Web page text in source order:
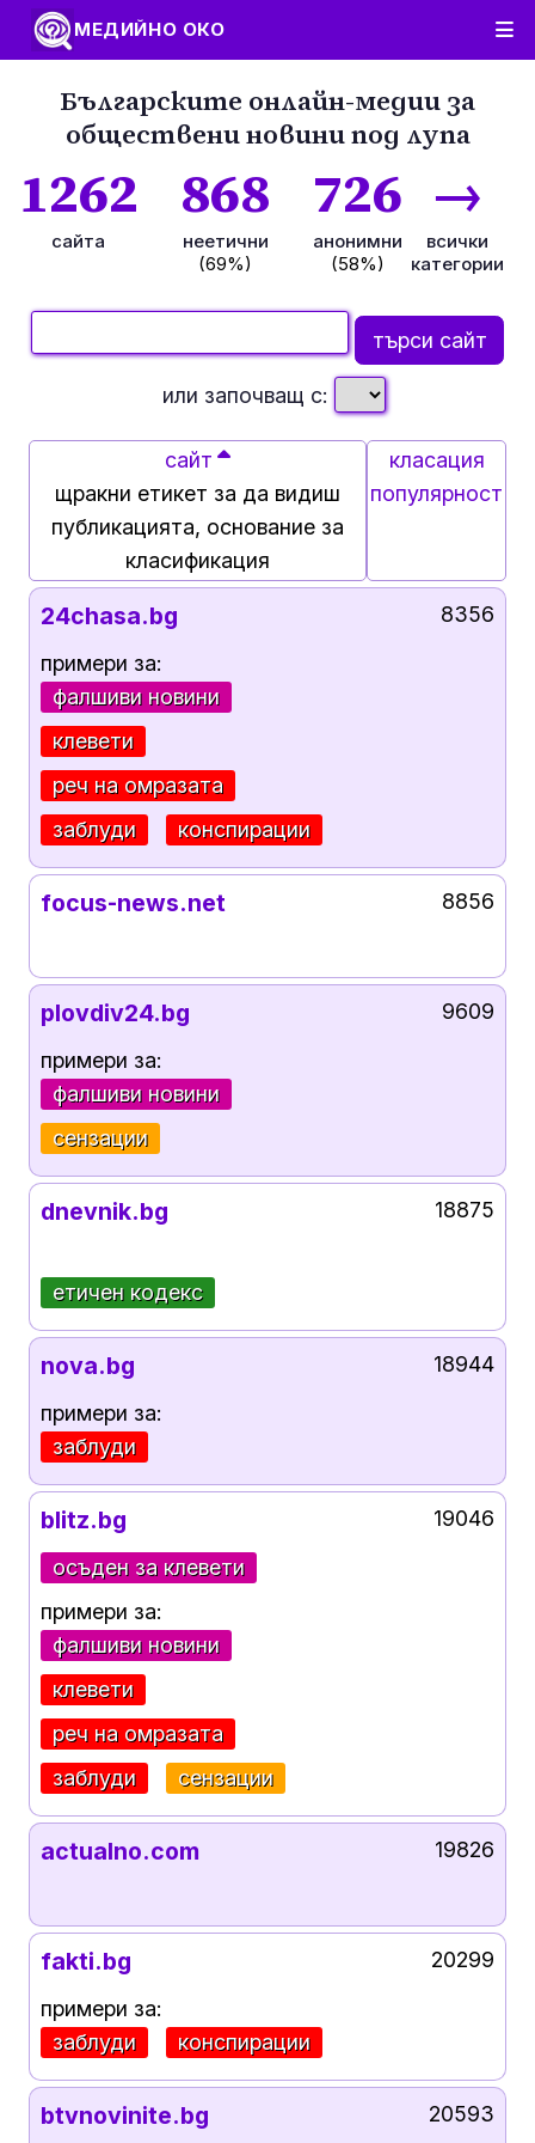
МЕДИЙНО ОКО
Българските онлайн-медии за
обществени новини под лупа
1262
сайта
868
неетични
(69%)
726
анонимни
(58%)
→
всички
категории
или започващ с:
сайт
щракни етикет за да видиш
публикацията, основание за
класификация
класация
популярност
24chasa.bg
примери за:
фалшиви новини
клевети
реч на омразата
заблуди
конспирации
8356
focus-news.net 8856
plovdiv24.bg
примери за:
фалшиви новини
сензации
9609
dnevnik.bg
етичен кодекс
18875
nova.bg
примери за:
заблуди
18944
blitz.bg
осъден за клевети
примери за:
фалшиви новини
клевети
реч на омразата
заблуди
сензации
19046
actualno.com 19826
fakti.bg
примери за:
заблуди
конспирации
20299
btvnovinite.bg 20593